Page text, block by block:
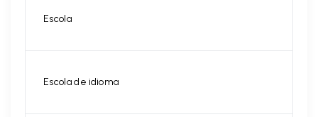
Escola
Escola de idioma